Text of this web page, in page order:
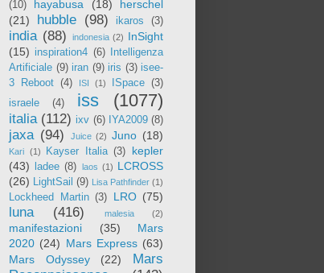
(10)
hayabusa (18)
herschel
(21)
hubble (98) ikaros (3)
india (88) indonesia (2) InSight
(15) inspiration4 (6)
Intelligenza
Artificiale (9) iran (9) iris (3) isee-
3 Reboot (4) ISI (1) ISpace (3)
israele
(4) iss (1077)
italia (112) ixv (6) IYA2009 (8)
jaxa (94) Juice (2) Juno (18)
Kari (1) Kayser Italia (3)
kepler
(43)
ladee (8) laos (1) LCROSS
(26) LightSail (9) Lisa Pathfinder (1)
Lockheed Martin (3) LRO (75)
luna (416) malesia (2)
manifestazioni (35)
Mars
2020 (24) Mars Express (63)
Mars Odyssey
(22)
Mars